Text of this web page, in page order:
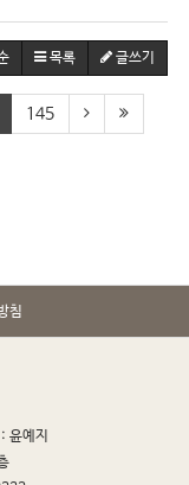
목록 글쓰기
145
침
윤예지